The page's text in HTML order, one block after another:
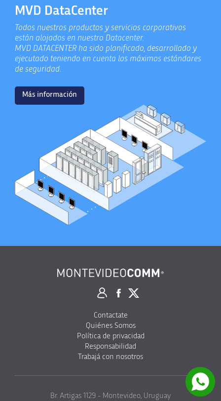
MVD DataCenter
Todos nuestros productos y servicios corporativos
están alojados en nuestro Datacenter.
MVD DATACENTER ha sido planificado, desarrollado y
ejecutado teniendo en cuenta los máximos estándares
de seguridad.
Más información
Contactate
Quiénes Somos
Política de privacidad
Responsabilidad
Trabajá con nosotros
Br. Artigas 1129 - Montevideo, Uruguay